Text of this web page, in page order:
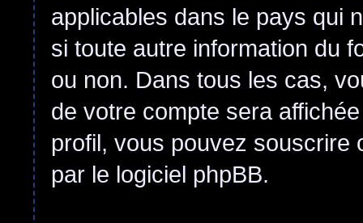
applicables dans le pays qui
si toute autre information du
ou non. Dans tous les cas,
de votre compte sera
profil, vous pouvez souscrire
par le logiciel phpBB.